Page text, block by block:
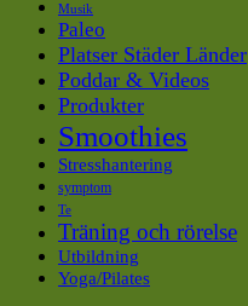
Musik
Paleo
Platser Städer Länder
Poddar & Videos
Produkter
Smoothies
Stresshantering
symptom
Te
Träning och rörelse
Utbildning
Yoga/Pilates